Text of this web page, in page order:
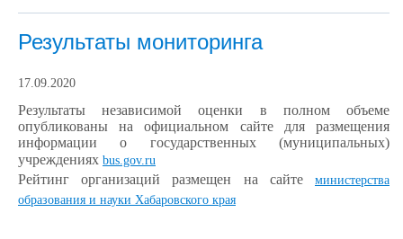
Результаты мониторинга
17.09.2020
Результаты независимой оценки в полном объеме
опубликованы на официальном сайте для размещения
информации о государственных (муниципальных)
учреждениях bus.gov.ru
Рейтинг организаций размещен на сайте министерства
образования и науки Хабаровского края